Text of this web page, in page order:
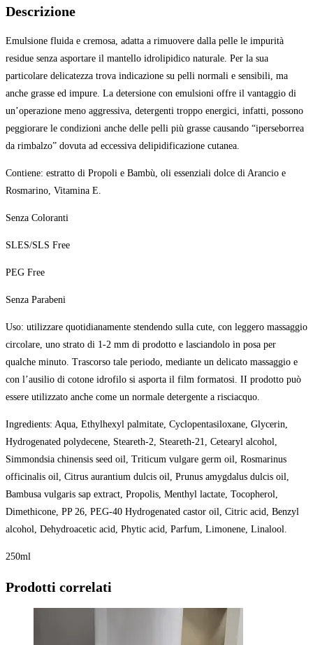
Descrizione
Emulsione fluida e cremosa, adatta a rimuovere dalla pelle le impurità
residue senza asportare il mantello idrolipidico naturale. Per la sua
particolare delicatezza trova indicazione su pelli normali e sensibili, ma
anche grasse ed impure. La detersione con emulsioni offre il vantaggio di
un’operazione meno aggressiva, detergenti troppo energici, infatti, possono
peggiorare le condizioni anche delle pelli più grasse causando “iperseborrea
da rimbalzo” dovuta ad eccessiva delipidificazione cutanea.
Contiene: estratto di Propoli e Bambù, oli essenziali dolce di Arancio e
Rosmarino, Vitamina E.
Senza Coloranti
SLES/SLS Free
PEG Free
Senza Parabeni
Uso: utilizzare quotidianamente stendendo sulla cute, con leggero massaggio
circolare, uno strato di 1-2 mm di prodotto e lasciandolo in posa per
qualche minuto. Trascorso tale periodo, mediante un delicato massaggio e
con l’ausilio di cotone idrofilo si asporta il film formatosi. II prodotto può
essere utilizzato anche come un normale detergente a risciacquo.
Ingredients: Aqua, Ethylhexyl palmitate, Cyclopentasiloxane, Glycerin,
Hydrogenated polydecene, Steareth-2, Steareth-21, Cetearyl alcohol,
Simmondsia chinensis seed oil, Triticum vulgare germ oil, Rosmarinus
officinalis oil, Citrus aurantium dulcis oil, Prunus amygdalus dulcis oil,
Bambusa vulgaris sap extract, Propolis, Menthyl lactate, Tocopherol,
Dimethicone, PP 26, PEG-40 Hydrogenated castor oil, Citric acid, Benzyl
alcohol, Dehydroacetic acid, Phytic acid, Parfum, Limonene, Linalool.
250ml
Prodotti correlati